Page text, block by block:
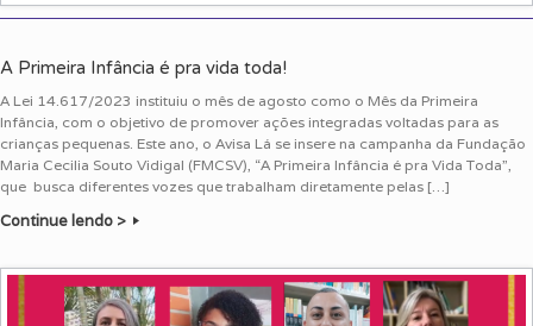
A Primeira Infância é pra vida toda!
A Lei 14.617/2023 instituiu o mês de agosto como o Mês da Primeira
Infância, com o objetivo de promover ações integradas voltadas para as
crianças pequenas. Este ano, o Avisa Lá se insere na campanha da Fundação
Maria Cecilia Souto Vidigal (FMCSV), “A Primeira Infância é pra Vida Toda”,
que busca diferentes vozes que trabalham diretamente pelas […]
Continue lendo >